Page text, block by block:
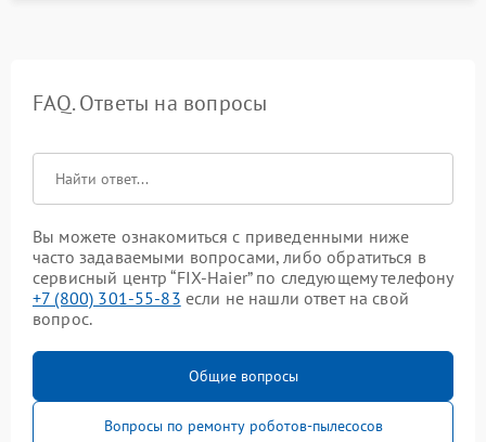
FAQ. Ответы на вопросы
Вы можете ознакомиться с приведенными ниже
часто задаваемыми вопросами, либо обратиться в
сервисный центр “FIX-Haier” по следующему телефону
+7 (800) 301-55-83 если не нашли ответ на свой
вопрос.
Общие вопросы
Вопросы по ремонту роботов-пылесосов